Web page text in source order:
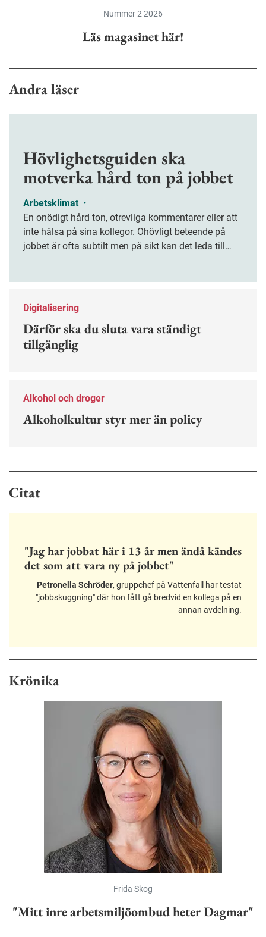
Nummer 2 2026
Läs magasinet här!
Andra läser
Hövlighetsguiden ska
motverka hård ton på jobbet
Arbetsklimat •
En onödigt hård ton, otrevliga kommentarer eller att
inte hälsa på sina kollegor. Ohövligt beteende på
jobbet är ofta subtilt men på sikt kan det leda till
Digitalisering
Därför ska du sluta vara ständigt
tillgänglig
Alkohol och droger
Alkoholkultur styr mer än policy
Citat
"Jag har jobbat här i 13 år men ändå kändes
det som att vara ny på jobbet"
Petronella Schröder, gruppchef på Vattenfall har testat
"jobbskuggning" där hon fått gå bredvid en kollega på en
annan avdelning.
Krönika
Frida Skog
"Mitt inre arbetsmiljöombud heter Dagmar"